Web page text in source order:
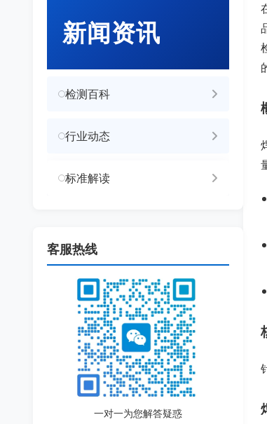
新闻资讯
检测百科
行业动态
标准解读
客服热线
一对一为您解答疑惑